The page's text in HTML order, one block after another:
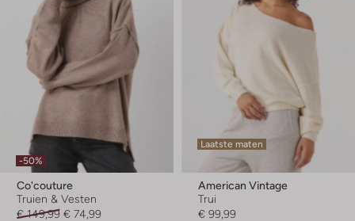
-50%
Co'couture
Truien & Vesten
€ 149,99 € 74,99
Laatste maten
American Vintage
Trui
€ 99,99